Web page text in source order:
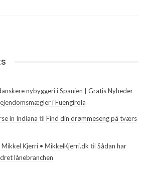
nybyggeri i Spanien | Gratis Nyheder
i Fuengirola
in Indiana til Find din drømmeseng på tværs
Kjerri • MikkelKjerri.dk til Sådan har
lånebranchen